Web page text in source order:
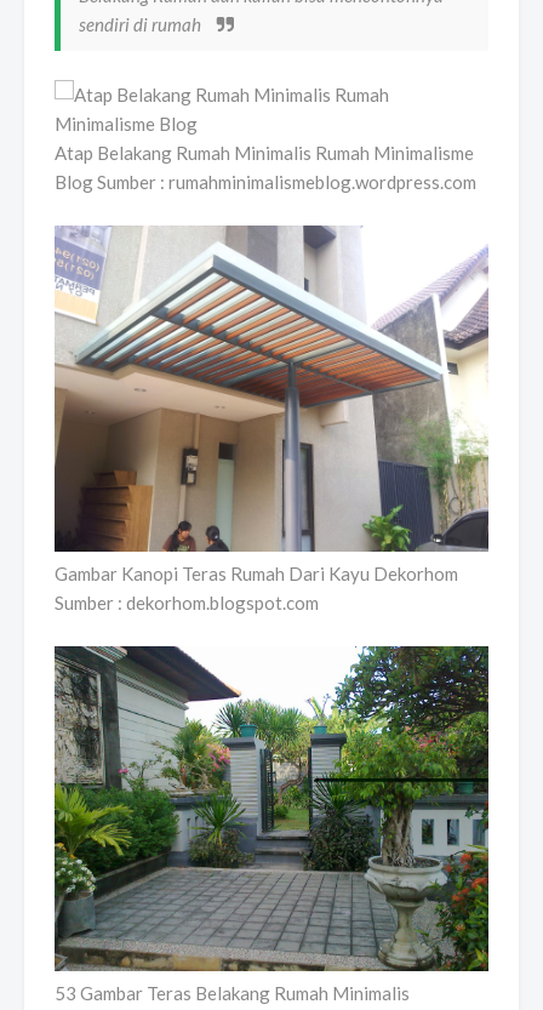
sendiri di rumah
Atap Belakang Rumah Minimalis Rumah Minimalisme
Blog Sumber : rumahminimalismeblog.wordpress.com
Gambar Kanopi Teras Rumah Dari Kayu Dekorhom
Sumber : dekorhom.blogspot.com
53 Gambar Teras Belakang Rumah Minimalis